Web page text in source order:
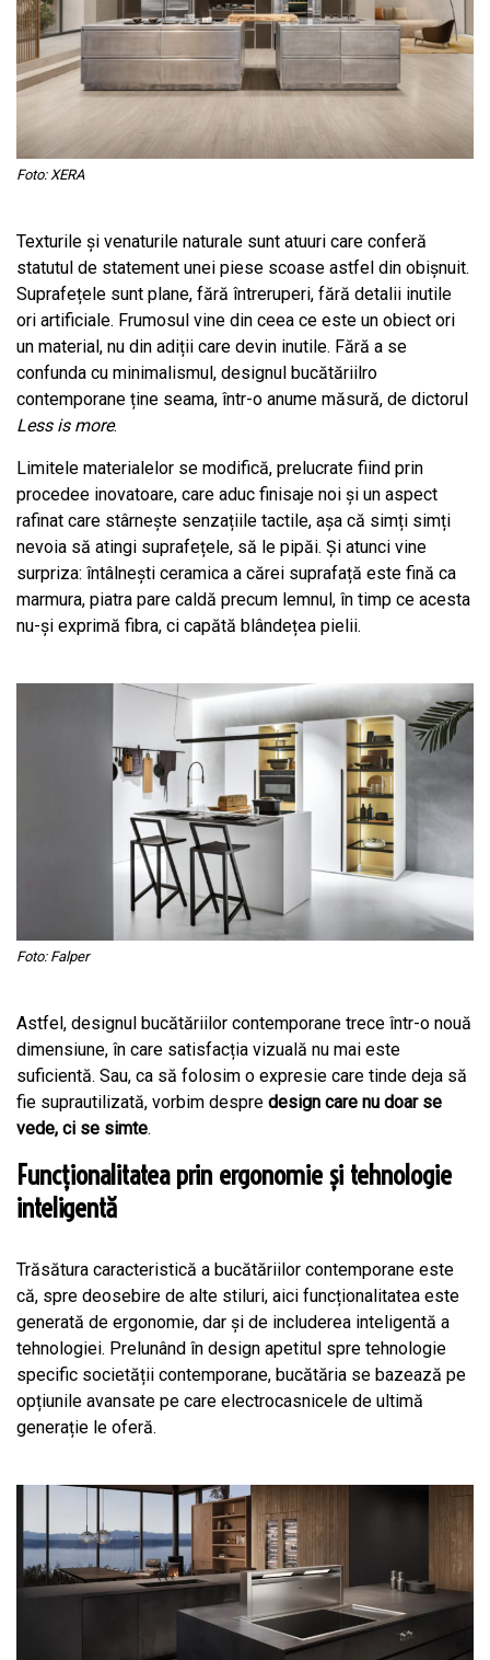
Foto: XERA
Texturile și venaturile naturale sunt atuuri care conferă
statutul de statement unei piese scoase astfel din obișnuit.
Suprafețele sunt plane, fără întreruperi, fără detalii inutile
ori artificiale. Frumosul vine din ceea ce este un obiect ori
un material, nu din adiții care devin inutile. Fără a se
confunda cu minimalismul, designul bucătăriilro
contemporane ține seama, într-o anume măsură, de dictorul
Less is more.
Limitele materialelor se modifică, prelucrate fiind prin
procedee inovatoare, care aduc finisaje noi și un aspect
rafinat care stârnește senzațiile tactile, așa că simți simți
nevoia să atingi suprafețele, să le pipăi. Și atunci vine
surpriza: întâlnești ceramica a cărei suprafață este fină ca
marmura, piatra pare caldă precum lemnul, în timp ce acesta
nu-și exprimă fibra, ci capătă blândețea pielii.
Foto: Falper
Astfel, designul bucătăriilor contemporane trece într-o nouă
dimensiune, în care satisfacția vizuală nu mai este
suficientă. Sau, ca să folosim o expresie care tinde deja să
fie suprautilizată, vorbim despre design care nu doar se
vede, ci se simte.
Funcționalitatea prin ergonomie și tehnologie
inteligentă
Trăsătura caracteristică a bucătăriilor contemporane este
că, spre deosebire de alte stiluri, aici funcționalitatea este
generată de ergonomie, dar și de includerea inteligentă a
tehnologiei. Prelunând în design apetitul spre tehnologie
specific societății contemporane, bucătăria se bazează pe
opțiunile avansate pe care electrocasnicele de ultimă
generație le oferă.